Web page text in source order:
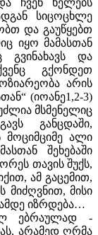
სიცოცხლე
და გაუწყებთ
იყო მამასთან
გვინახავს და
გქონდეთ
არის
(იოანე1,2-3)
მსმენელიც
განცდაში,
ალი
შეხებაში
თავის შუქს,
ამ გაცემით,
მიძღვნით, მისი
იზრდება…
ებრაულად -
არამედ ღრმა